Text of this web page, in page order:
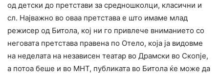
од детски до претстави за средношколци, класични и
сл. Најважно во оваа претстава е што имаме млад
режисер од Битола, кој ни го привлече вниманието со
неговата претстава правена по Отело, која ја видовме
на неделата на независен театар во Драмски во Скопје,
а потоа беше и во МНТ, публиката во Битола ќе може да